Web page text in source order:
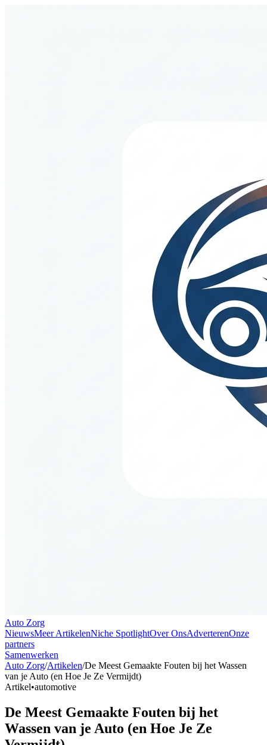
Auto Zorg
NieuwsMeer ArtikelenNiche SpotlightOver OnsAdverterenOnze
partners
Samenwerken
Auto Zorg/Artikelen/De Meest Gemaakte Fouten bij het Wassen
van je Auto (en Hoe Je Ze Vermijdt)
Artikel•automotive
De Meest Gemaakte Fouten bij het
Wassen van je Auto (en Hoe Je Ze